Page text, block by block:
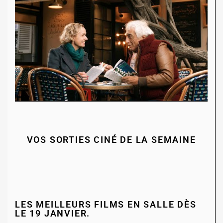
VOS SORTIES CINÉ DE LA SEMAINE
LES MEILLEURS FILMS EN SALLE DÈS
LE 19 JANVIER.